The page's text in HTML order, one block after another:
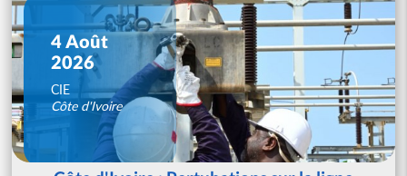
4 Août
2026
CIE
Côte d'Ivoire